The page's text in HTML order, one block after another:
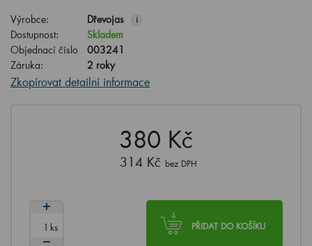
Výrobce: Dřevojas i
Dostupnost:
Skladem
Objednací číslo
003241
Záruka:
2 roky
Zkopírovat detailní informace
380 Kč
314 Kč bez DPH
PŘIDAT DO KOŠÍKU
ks